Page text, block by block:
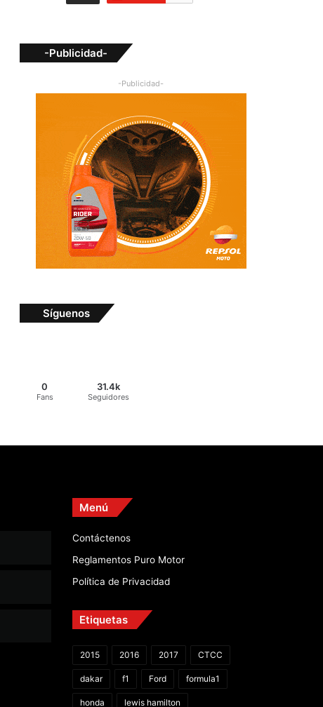
-Publicidad-
-Publicidad-
Síguenos
0
Fans
31.4k
Seguidores
Menú
Contáctenos
Reglamentos Puro Motor
Política de Privacidad
Etiquetas
2015 2016 2017 CTCC
dakar f1 Ford formula1
honda lewis hamilton